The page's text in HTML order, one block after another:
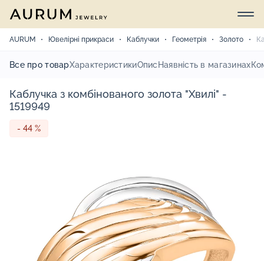
AURUM Ювелірні прикраси Каблучки Геометрія Золото
Все про товарХарактеристикиОпис Наявність в магазинах
Каблучка з комбінованого золота "Хвилі" -
1519949
- 44 %